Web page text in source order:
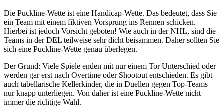
Die Puckline-Wette ist eine Handicap-Wette. Das bedeutet, dass Sie
ein Team mit einem fiktiven Vorsprung ins Rennen schicken.
Hierbei ist jedoch Vorsicht geboten! Wie auch in der NHL, sind die
Teams in der DEL teilweise sehr dicht beisammen. Daher sollten Sie
sich eine Puckline-Wette genau überlegen.
Der Grund: Viele Spiele enden mit nur einem Tor Unterschied oder
werden gar erst nach Overtime oder Shootout entschieden. Es gibt
auch tabellarische Kellerkinder, die in Duellen gegen Top-Teams
nur knapp unterliegen. Von daher ist eine Puckline-Wette nicht
immer die richtige Wahl.